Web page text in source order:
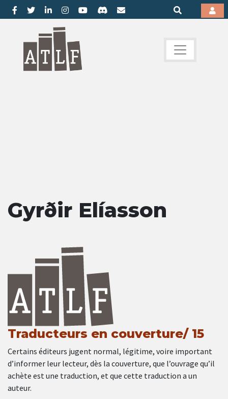
Gyrðir Elíasson
Traducteurs en couverture/ 15
Certains éditeurs jugent normal, légitime, voire important
d’informer leur lecteur, dès la couverture, que l’ouvrage qu’il
achète est une traduction, et que cette traduction a un
auteur.